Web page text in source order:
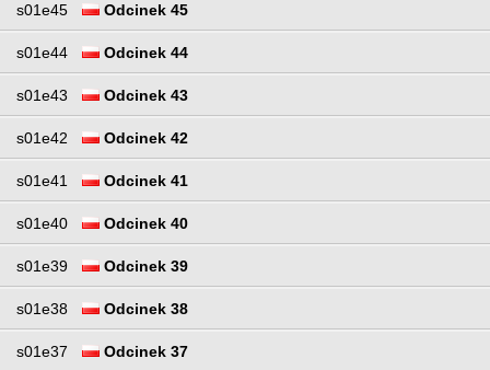
s01e45 Odcinek 45
s01e44 Odcinek 44
s01e43 Odcinek 43
s01e42 Odcinek 42
s01e41 Odcinek 41
s01e40 Odcinek 40
s01e39 Odcinek 39
s01e38 Odcinek 38
s01e37 Odcinek 37